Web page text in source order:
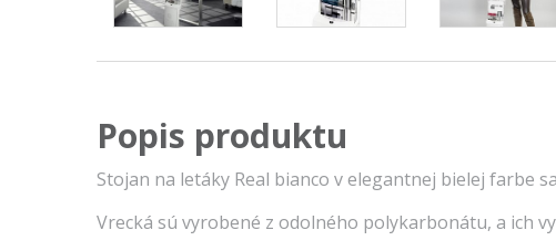
Popis produktu
Stojan na letáky Real bianco v elegantnej bielej farbe
Vrecká sú vyrobené z odolného polykarbonátu, a ich